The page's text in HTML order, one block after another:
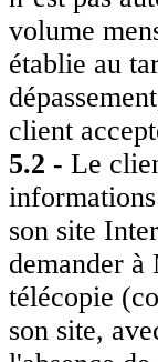
volume
établie au
client
5.2 - Le
son site
demander
télécopie
son site,